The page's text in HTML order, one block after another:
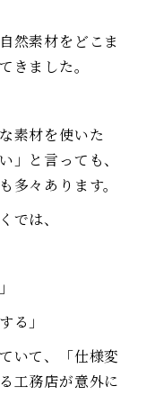
然素材をどこま
きました。
素材を使いた
」と言っても、
多々あります。
では、
る」
いて、「仕様変
工務店が意外に